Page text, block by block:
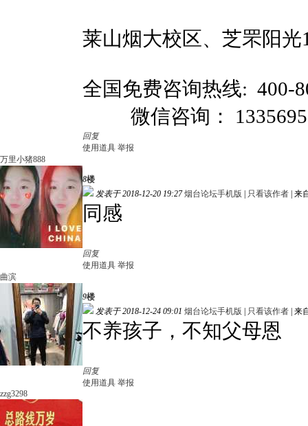
莱山烟大校区、芝罘阳
全国免费咨询热线:
微信咨询：
回复
使用道具 举报
万里小猪888
8楼
发表于 2018-12-20 19:27 烟台论坛手机版 只看该作者 来
同感
回复
使用道具 举报
曲滨
9楼
发表于 2018-12-24 09:01 烟台论坛手机版 只看该作者 来
不养孩子，不知父母恩
回复
使用道具 举报
zzg3298